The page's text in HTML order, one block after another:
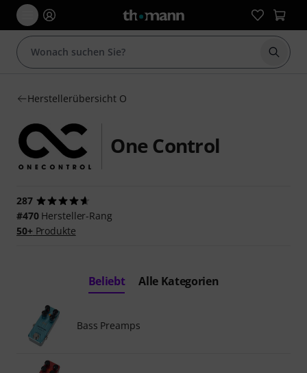
Suche
Herstellerübersicht O
One Control
287
#470Hersteller-Rang
50+Produkte
Beliebt Alle Kategorien
Bass Preamps